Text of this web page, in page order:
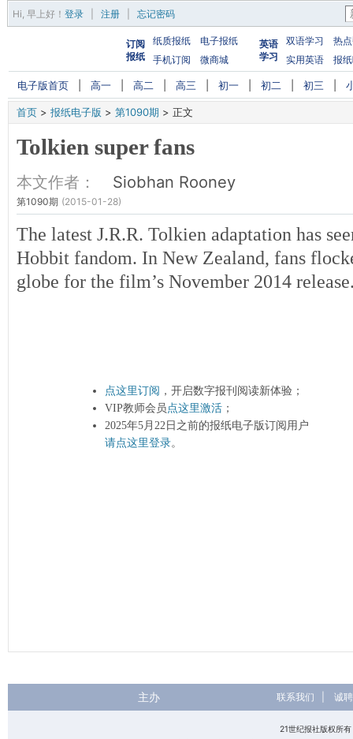
Hi, 早上好 ！ 登录 注册 忘记密码
订阅
报纸
纸质报纸
电子报纸
手机订阅
微商城
英语
学习
双语学习
热
实用英语
报
电子版首页 高一 高二 高三 初一 初二 初三
首页 > 报纸电子版 > 第1090期 > 正文
Tolkien super fans
本文作者： Siobhan Rooney
第1090期 (2015-01-28)
The latest J.R.R. Tolkien adaptation has
Hobbit fandom. In New Zealand, fans
globe for the film’s November 2014
点这里订阅 ，开启数字报刊阅读新体验；
VIP教师会员点这里激活 ；
2025年5月22日之前的报纸电子版订阅用户
请点这里登录。
主办 联系我们 诚
21世纪报社版权所